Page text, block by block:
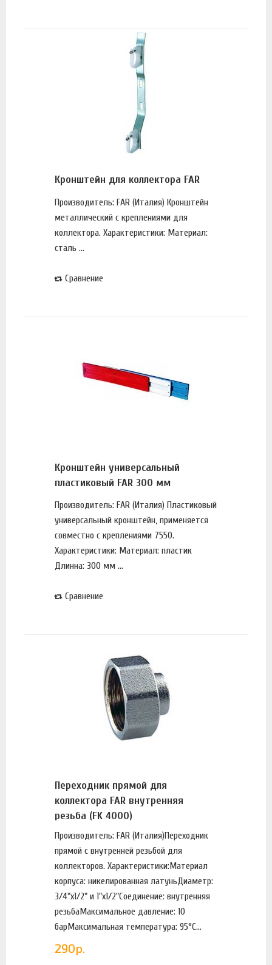
Кронштейн для коллектора FAR
Производитель: FAR (Италия) Кронштейн
металлический с креплениями для
коллектора. Характеристики: Материал:
сталь ...
Сравнение
Кронштейн универсальный
пластиковый FAR 300 мм
Производитель: FAR (Италия) Пластиковый
универсальный кронштейн, применяется
совместно с креплениями 7550.
Характеристики: Материал: пластик
Длинна: 300 мм ...
Сравнение
Переходник прямой для
коллектора FAR внутренняя
резьба (FK 4000)
Производитель: FAR (Италия)Переходник
прямой с внутренней резьбой для
коллекторов. Характеристики:Материал
корпуса: никелированная латуньДиаметр:
3/4"х1/2" и 1"х1/2"Соединение: внутренняя
резьбаМаксимальное давление: 10
барМаксимальная температура: 95°С...
290р.